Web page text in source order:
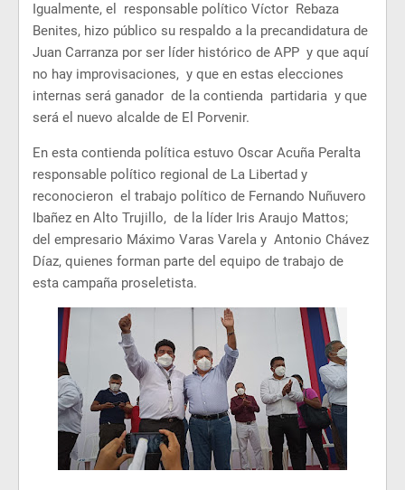
Igualmente, el responsable político Víctor Rebaza
Benites, hizo público su respaldo a la precandidatura de
Juan Carranza por ser líder histórico de APP y que aquí
no hay improvisaciones, y que en estas elecciones
internas será ganador de la contienda partidaria y que
será el nuevo alcalde de El Porvenir.
En esta contienda política estuvo Oscar Acuña Peralta
responsable político regional de La Libertad y
reconocieron el trabajo político de Fernando Nuñuvero
Ibañez en Alto Trujillo, de la líder Iris Araujo Mattos;
del empresario Máximo Varas Varela y Antonio Chávez
Díaz, quienes forman parte del equipo de trabajo de
esta campaña proseletista.